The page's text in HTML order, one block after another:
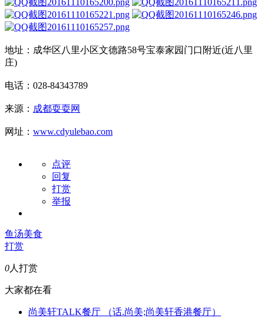
地址：成华区八里小区文德路58号宝泰家园门口附近(近八里
庄)
电话：028-84343789
来源： 成都耍耍网
网址： www.cdyulebao.com
点评
回复
打赏
举报
鱼汤美食
打赏
0人打赏
大家都在看
尚美轩TALK餐厅 （话.尚美;尚美轩香港餐厅）